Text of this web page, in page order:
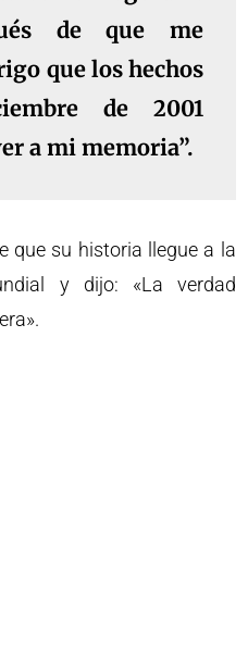
de que me
que los hechos
de 2001
a mi memoria”.
que su historia llegue a la
y dijo: «La verdad